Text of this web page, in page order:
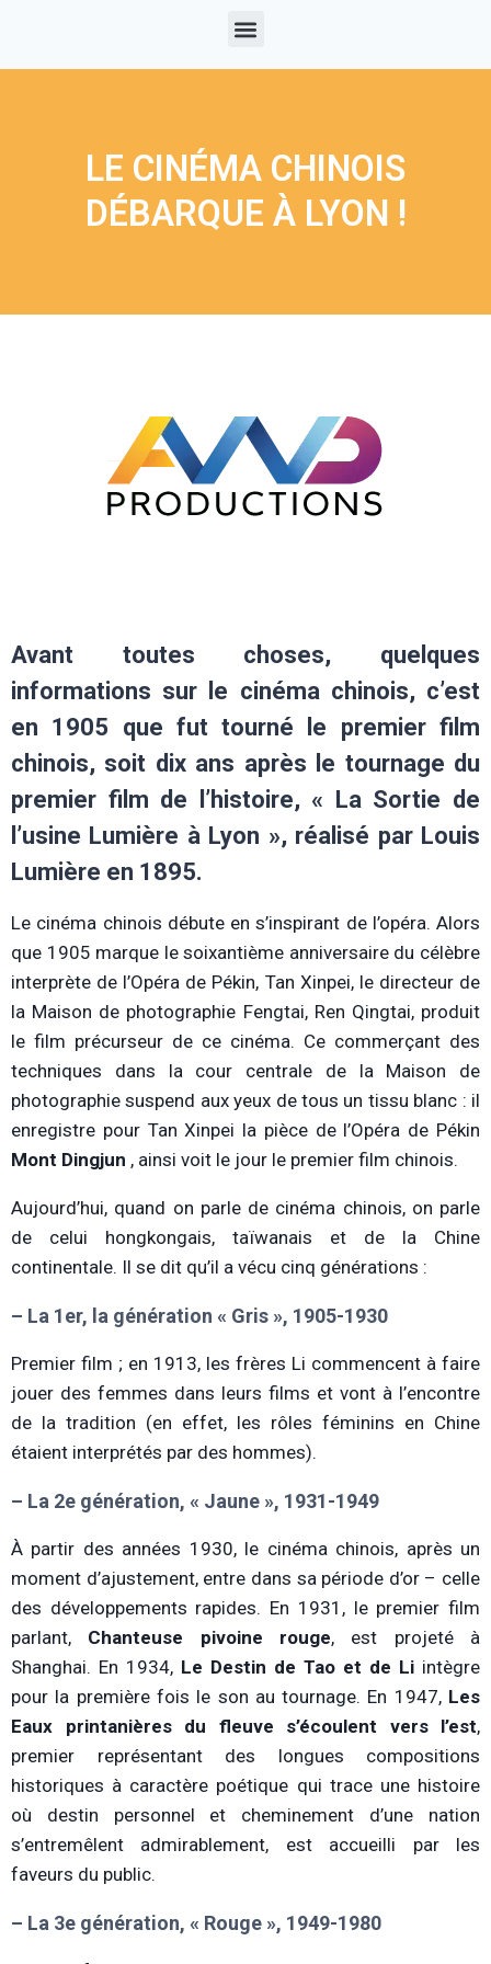
LE CINÉMA CHINOIS
DÉBARQUE À LYON !
Avant toutes choses, quelques
informations sur le cinéma chinois, c’est
en 1905 que fut tourné le premier film
chinois, soit dix ans après le tournage du
premier film de l’histoire, « La Sortie de
l’usine Lumière à Lyon », réalisé par Louis
Lumière en 1895.
Le cinéma chinois débute en s’inspirant de l’opéra. Alors
que 1905 marque le soixantième anniversaire du célèbre
interprète de l’Opéra de Pékin, Tan Xinpei, le directeur de
la Maison de photographie Fengtai, Ren Qingtai, produit
le film précurseur de ce cinéma. Ce commerçant des
techniques dans la cour centrale de la Maison de
photographie suspend aux yeux de tous un tissu blanc : il
enregistre pour Tan Xinpei la pièce de l’Opéra de Pékin
Mont Dingjun , ainsi voit le jour le premier film chinois.
Aujourd’hui, quand on parle de cinéma chinois, on parle
de celui hongkongais, taïwanais et de la Chine
continentale. Il se dit qu’il a vécu cinq générations :
– La 1er, la génération « Gris », 1905-1930
Premier film ; en 1913, les frères Li commencent à faire
jouer des femmes dans leurs films et vont à l’encontre
de la tradition (en effet, les rôles féminins en Chine
étaient interprétés par des hommes).
– La 2e génération, « Jaune », 1931-1949
À partir des années 1930, le cinéma chinois, après un
moment d’ajustement, entre dans sa période d’or – celle
des développements rapides. En 1931, le premier film
parlant, Chanteuse pivoine rouge, est projeté à
Shanghai. En 1934, Le Destin de Tao et de Li intègre
pour la première fois le son au tournage. En 1947, Les
Eaux printanières du fleuve s’écoulent vers l’est,
premier représentant des longues compositions
historiques à caractère poétique qui trace une histoire
où destin personnel et cheminement d’une nation
s’entremêlent admirablement, est accueilli par les
faveurs du public.
– La 3e génération, « Rouge », 1949-1980